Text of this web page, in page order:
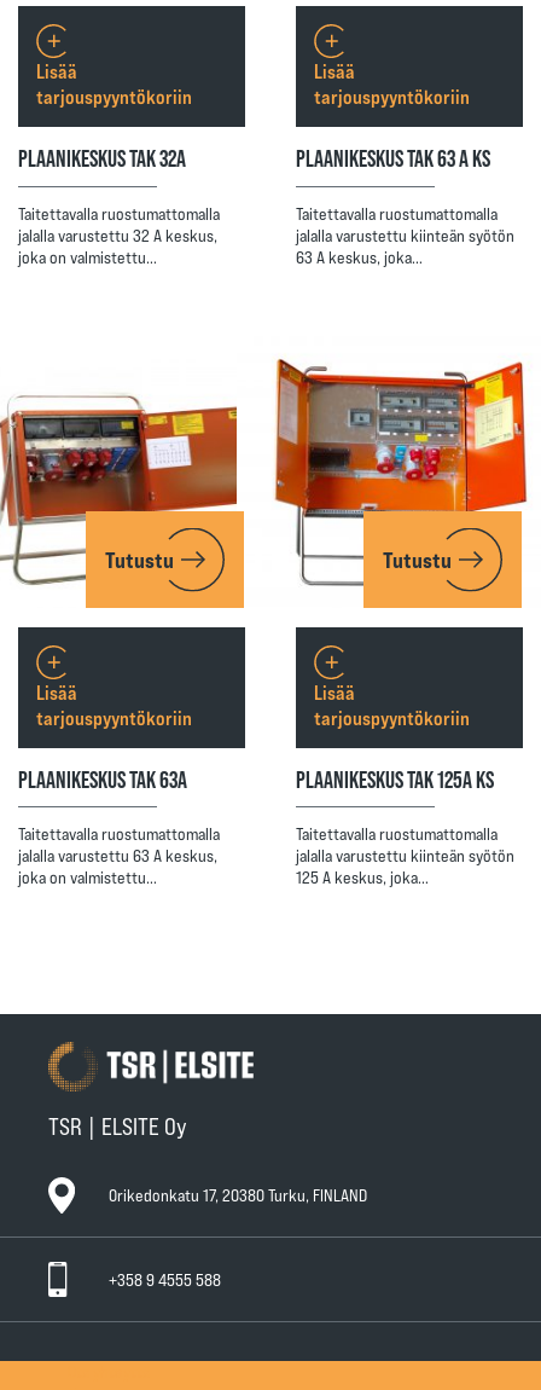
PLAANIKESKUS TAK 32A
Taitettavalla ruostumattomalla
jalalla varustettu 32 A keskus,
joka on valmistettu…
Lisää
tarjouspyyntökoriin
PLAANIKESKUS TAK 63 A KS
Taitettavalla ruostumattomalla
jalalla varustettu kiinteän syötön
63 A keskus, joka…
Lisää
tarjouspyyntökoriin
Tutustu
PLAANIKESKUS TAK 63A
Taitettavalla ruostumattomalla
jalalla varustettu 63 A keskus,
joka on valmistettu…
Lisää
tarjouspyyntökoriin
Tutustu
PLAANIKESKUS TAK 125A KS
Taitettavalla ruostumattomalla
jalalla varustettu kiinteän syötön
125 A keskus, joka…
Lisää
tarjouspyyntökoriin
TSR | ELSITE Oy
Orikedonkatu 17, 20380 Turku, FINLAND
+358 9 4555 588